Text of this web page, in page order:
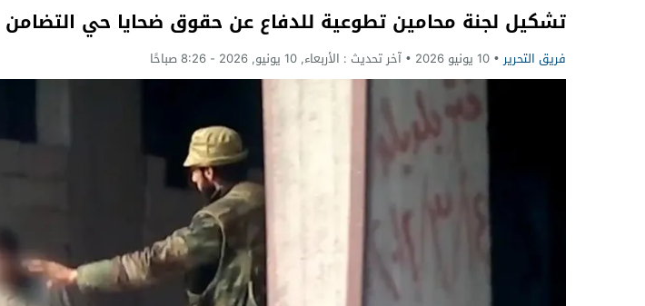
Previous
Next
تشكيل لجنة محامين تطوعية للدفاع عن حقوق ضحايا حي التضامن
فريق التحرير 10 يونيو 2026 آخر تحديث : الأربعاء, 10 يونيو, 2026 - 8:26 صباحًا